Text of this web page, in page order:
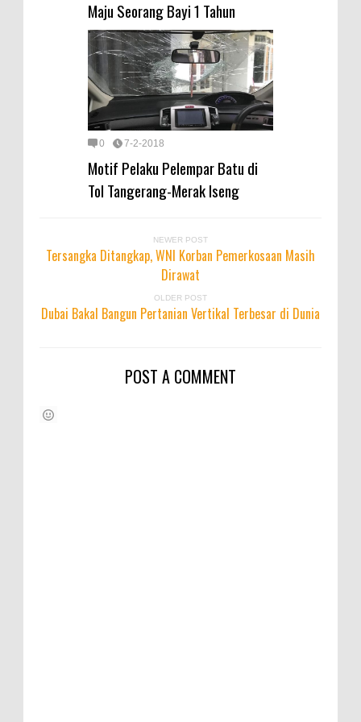
Maju Seorang Bayi 1 Tahun
0 7-2-2018
Motif Pelaku Pelempar Batu di
Tol Tangerang-Merak Iseng
NEWER POST
Tersangka Ditangkap, WNI Korban Pemerkosaan Masih
Dirawat
OLDER POST
Dubai Bakal Bangun Pertanian Vertikal Terbesar di Dunia
POST A COMMENT